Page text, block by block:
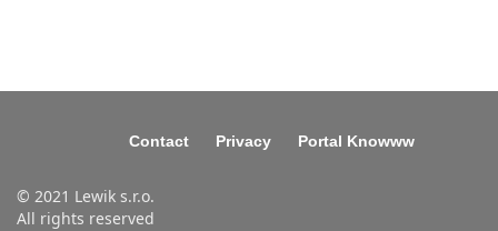
Contact Privacy Portal Knowww
© 2021 Lewik s.r.o.
All rights reserved